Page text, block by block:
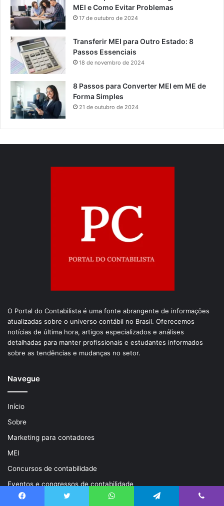
MEI e Como Evitar Problemas
17 de outubro de 2024
Transferir MEI para Outro Estado: 8
Passos Essenciais
18 de novembro de 2024
8 Passos para Converter MEI em ME de
Forma Simples
21 de outubro de 2024
O Portal do Contabilista é uma fonte abrangente de informações
atualizadas sobre o universo contábil no Brasil. Oferecemos
notícias de última hora, artigos especializados e análises
detalhadas para manter profissionais e estudantes informados
sobre as tendências e mudanças no setor.
Navegue
Início
Sobre
Marketing para contadores
MEI
Concursos de contabilidade
Eventos e congressos de contabilidade